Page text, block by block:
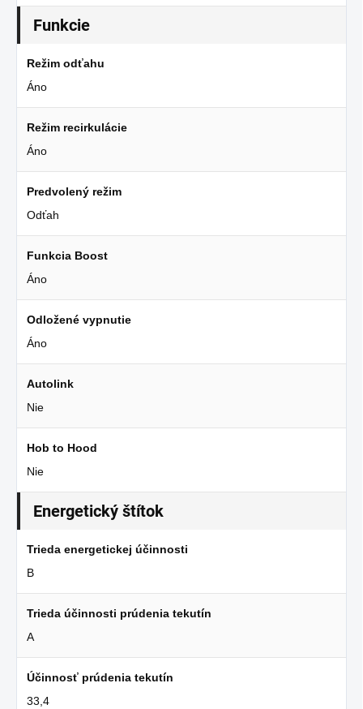
Funkcie
Režim odťahu
Áno
Režim recirkulácie
Áno
Predvolený režim
Odťah
Funkcia Boost
Áno
Odložené vypnutie
Áno
Autolink
Nie
Hob to Hood
Nie
Energetický štítok
Trieda energetickej účinnosti
B
Trieda účinnosti prúdenia tekutín
A
Účinnosť prúdenia tekutín
33,4